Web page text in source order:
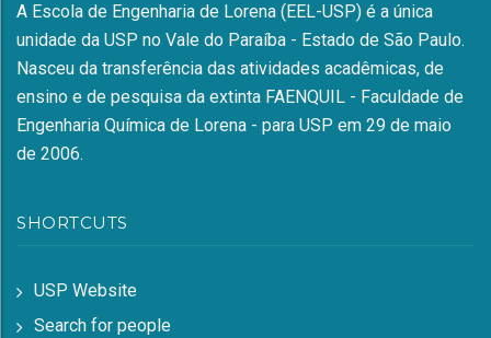
A Escola de Engenharia de Lorena (EEL-USP) é a única
unidade da USP no Vale do Paraíba - Estado de São Paulo.
Nasceu da transferência das atividades acadêmicas, de
ensino e de pesquisa da extinta FAENQUIL - Faculdade de
Engenharia Química de Lorena - para USP em 29 de maio
de 2006.
SHORTCUTS
USP Website
Search for people